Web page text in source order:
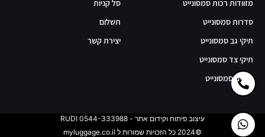
מזוודות רכות סמסונייט
סדרות סמסונייט
תיקי גב סמסונייט
תיקי צד סמסונייט
תיקים סמסונייט
סל קניות
תשלום
יצירת קשר
©2024 כל הזכויות שמורות ל myluggage.co.il
עיצוב פיתוח וקידום אתר - RUDI 0544-333988